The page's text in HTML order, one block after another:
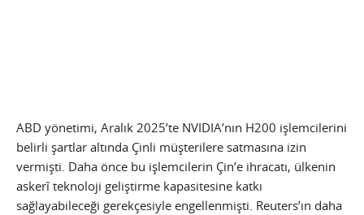
ABD yönetimi, Aralık 2025’te NVIDIA’nın H200 işlemcilerini
belirli şartlar altında Çinli müşterilere satmasına izin
vermişti. Daha önce bu işlemcilerin Çin’e ihracatı, ülkenin
askerî teknoloji geliştirme kapasitesine katkı
sağlayabileceği gerekçesiyle engellenmişti. Reuters’ın daha